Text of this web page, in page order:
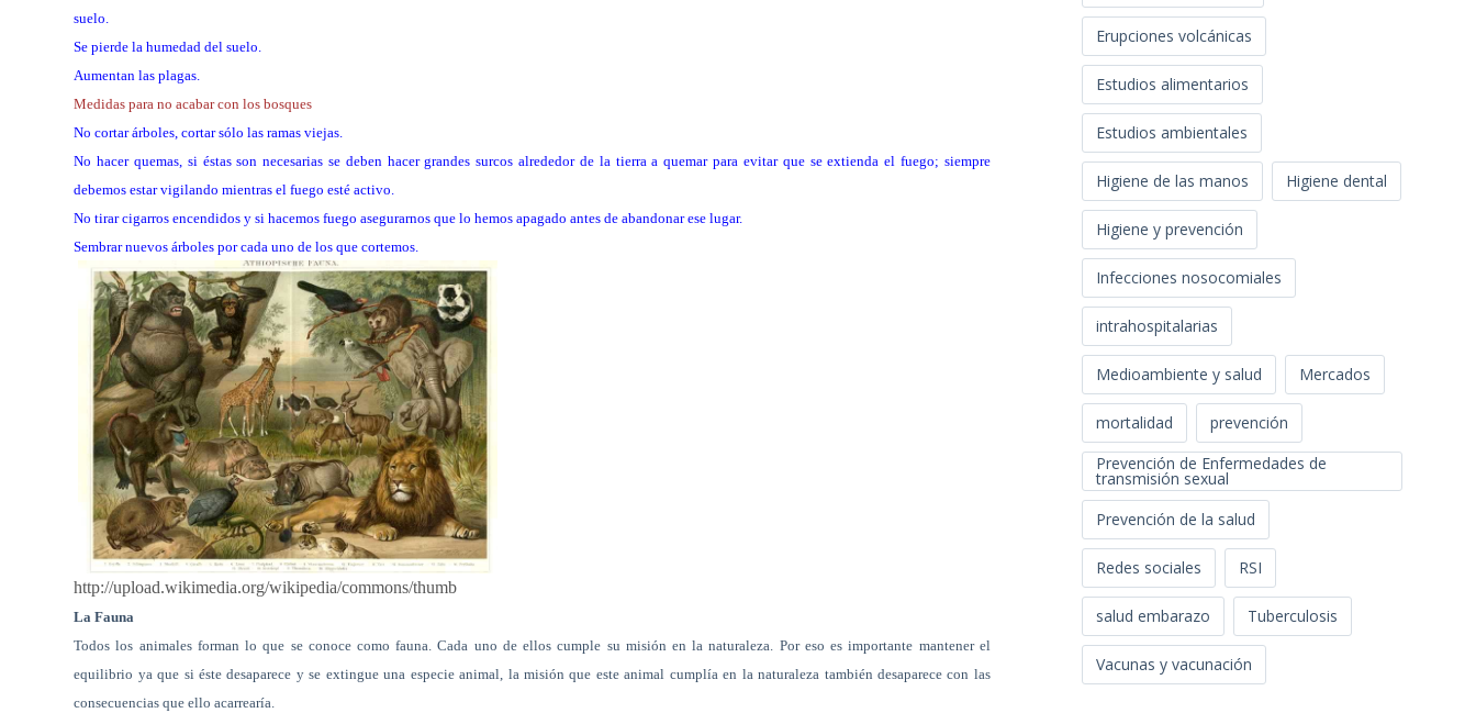
suelo.
Se pierde la humedad del suelo.
Aumentan las plagas.
Medidas para no acabar con los bosques
No cortar árboles, cortar sólo las ramas viejas.
No hacer quemas, si éstas son necesarias se deben hacer grandes surcos alrededor de la tierra a quemar para evitar que se extienda el fuego; siempre
debemos estar vigilando mientras el fuego esté activo.
No tirar cigarros encendidos y si hacemos fuego asegurarnos que lo hemos apagado antes de abandonar ese lugar.
Sembrar nuevos árboles por cada uno de los que cortemos.
http://upload.wikimedia.org/wikipedia/commons/thumb
La Fauna
Todos los animales forman lo que se conoce como fauna. Cada uno de ellos cumple su misión en la naturaleza. Por eso es importante mantener el
equilibrio ya que si éste desaparece y se extingue una especie animal, la misión que este animal cumplía en la naturaleza también desaparece con las
consecuencias que ello acarrearía.
Erupciones volcánicas
Estudios alimentarios
Estudios ambientales
Higiene de las manos Higiene dental
Higiene y prevención
Infecciones nosocomiales
intrahospitalarias
Medioambiente y salud Mercados
mortalidad
prevención
Prevención de Enfermedades de
transmisión sexual
Prevención de la salud
Redes sociales RSI
salud embarazo Tuberculosis
Vacunas y vacunación